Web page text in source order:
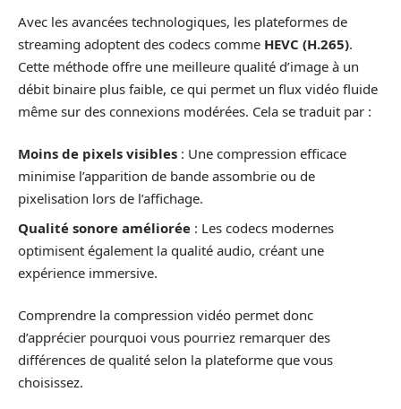
Avec les avancées technologiques, les plateformes de
streaming adoptent des codecs comme HEVC (H.265).
Cette méthode offre une meilleure qualité d’image à un
débit binaire plus faible, ce qui permet un flux vidéo fluide
même sur des connexions modérées. Cela se traduit par :
Moins de pixels visibles : Une compression efficace
minimise l’apparition de bande assombrie ou de
pixelisation lors de l’affichage.
Qualité sonore améliorée : Les codecs modernes
optimisent également la qualité audio, créant une
expérience immersive.
Comprendre la compression vidéo permet donc
d’apprécier pourquoi vous pourriez remarquer des
différences de qualité selon la plateforme que vous
choisissez.